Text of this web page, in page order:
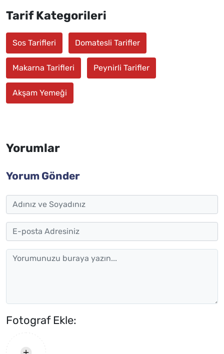
Tarif Kategorileri
Sos Tarifleri Domatesli Tarifler
Makarna Tarifleri Peynirli Tarifler
Akşam Yemeği
Yorumlar
Yorum Gönder
Fotograf Ekle: